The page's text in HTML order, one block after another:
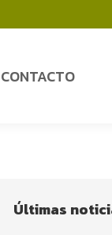
CONTACTO
Últimas
CONTACTO